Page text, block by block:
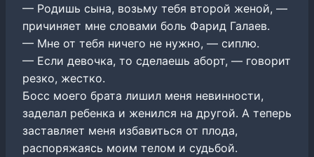
— Родишь сына, возьму тебя второй женой, —
причиняет мне словами боль Фарид Галаев.
— Мне от тебя ничего не нужно, — сиплю.
— Если девочка, то сделаешь аборт, — говорит
резко, жестко.
Босс моего брата лишил меня невинности,
заделал ребенка и женился на другой. А теперь
заставляет меня избавиться от плода,
распоряжаясь моим телом и судьбой.